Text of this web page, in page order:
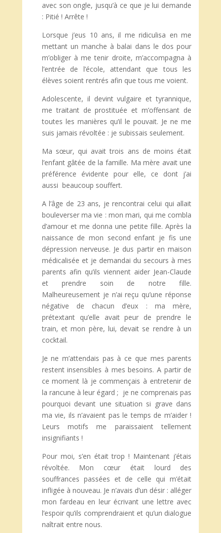
avec son ongle, jusqu’à ce que je lui demande
: Pitié ! Arrête !
Lorsque j’eus 10 ans, il me ridiculisa en me
mettant un manche à balai dans le dos pour
m’obliger à me tenir droite, m’accompagna à
l’entrée de l’école, attendant que tous les
élèves soient rentrés afin que tous me voient.
Adolescente, il devint vulgaire et tyrannique,
me traitant de prostituée et m’offensant de
toutes les manières qu’il le pouvait. Je ne me
suis jamais révoltée : je subissais seulement.
Ma sœur, qui avait trois ans de moins était
l’enfant gâtée de la famille. Ma mère avait une
préférence évidente pour elle, ce dont j’ai
aussi beaucoup souffert.
A l’âge de 23 ans, je rencontrai celui qui allait
bouleverser ma vie : mon mari, qui me combla
d’amour et me donna une petite fille. Après la
naissance de mon second enfant je fis une
dépression nerveuse. Je dus partir en maison
médicalisée et je demandai du secours à mes
parents afin qu’ils viennent aider Jean-Claude
et prendre soin de notre fille.
Malheureusement je n’ai reçu qu’une réponse
négative de chacun d’eux : ma mère,
prétextant qu’elle avait peur de prendre le
train, et mon père, lui, devait se rendre à un
cocktail.
Je ne m’attendais pas à ce que mes parents
restent insensibles à mes besoins. A partir de
ce moment là je commençais à entretenir de
la rancune à leur égard ; je ne comprenais pas
pourquoi devant une situation si grave dans
ma vie, ils n’avaient pas le temps de m’aider !
Leurs motifs me paraissaient tellement
insignifiants !
Pour moi, s’en était trop ! Maintenant j’étais
révoltée. Mon cœur était lourd des
souffrances passées et de celle qui m’était
infligée à nouveau. Je n’avais d’un désir : alléger
mon fardeau en leur écrivant une lettre avec
l’espoir qu’ils comprendraient et qu’un dialogue
naîtrait entre nous.